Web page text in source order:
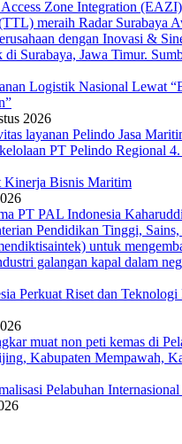
Logistik Nasional Lewat
2026
Kinerja Bisnis Maritim
Perkuat Riset dan
Pelabuhan